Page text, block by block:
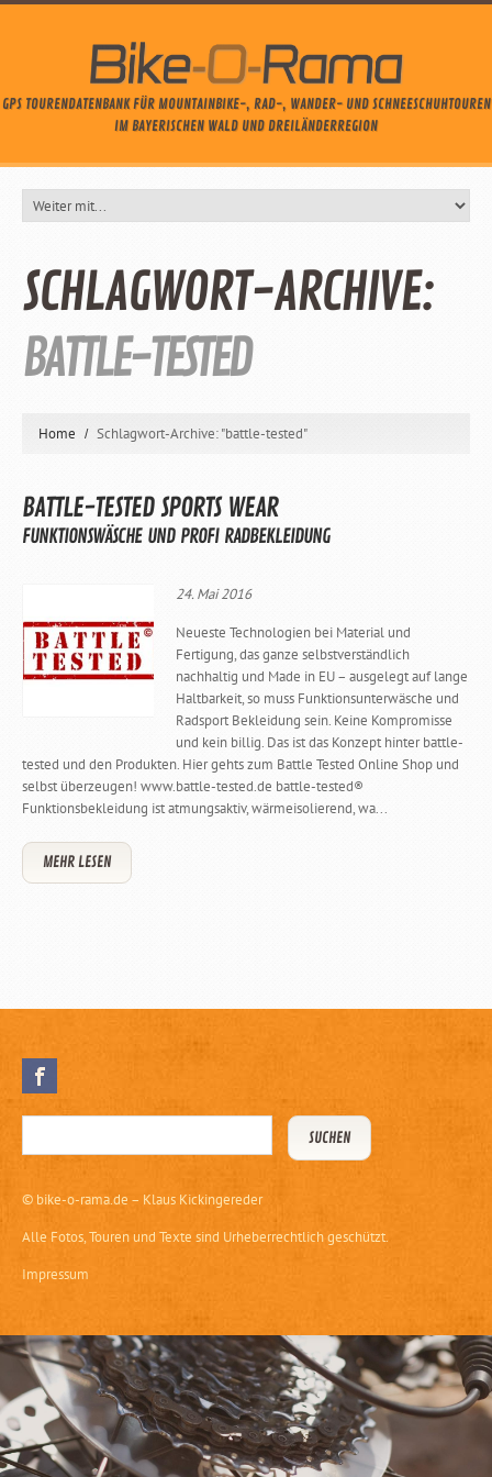
GPS TOURENDATENBANK FÜR MOUNTAINBIKE-, RAD-, WANDER- UND SCHNEESCHUHTOUREN
IM BAYERISCHEN WALD UND DREILÄNDERREGION
SCHLAGWORT-ARCHIVE:
BATTLE-TESTED
Home Schlagwort-Archive: "battle-tested"
BATTLE-TESTED SPORTS WEAR
FUNKTIONSWÄSCHE UND PROFI RADBEKLEIDUNG
24. Mai 2016
Neueste Technologien bei Material und
Fertigung, das ganze selbstverständlich
nachhaltig und Made in EU – ausgelegt auf lange
Haltbarkeit, so muss Funktionsunterwäsche und
Radsport Bekleidung sein. Keine Kompromisse
und kein billig. Das ist das Konzept hinter battle-
tested und den Produkten. Hier gehts zum Battle Tested Online Shop und
selbst überzeugen! www.battle-tested.de battle-tested®
Funktionsbekleidung ist atmungsaktiv, wärmeisolierend, wa...
MEHR LESEN
© bike-o-rama.de – Klaus Kickingereder
Alle Fotos, Touren und Texte sind Urheberrechtlich geschützt.
Impressum